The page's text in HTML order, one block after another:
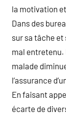
la motivation
Dans des
sur sa tâche et
mal entretenu.
malade
l’assurance
En faisant
écarte de